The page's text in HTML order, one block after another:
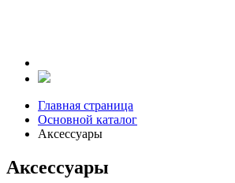
Главная страница
Основной каталог
Аксесcуары
Аксесcуары